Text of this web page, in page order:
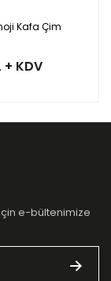
Kafa Çim
+ KDV
e-bültenimize